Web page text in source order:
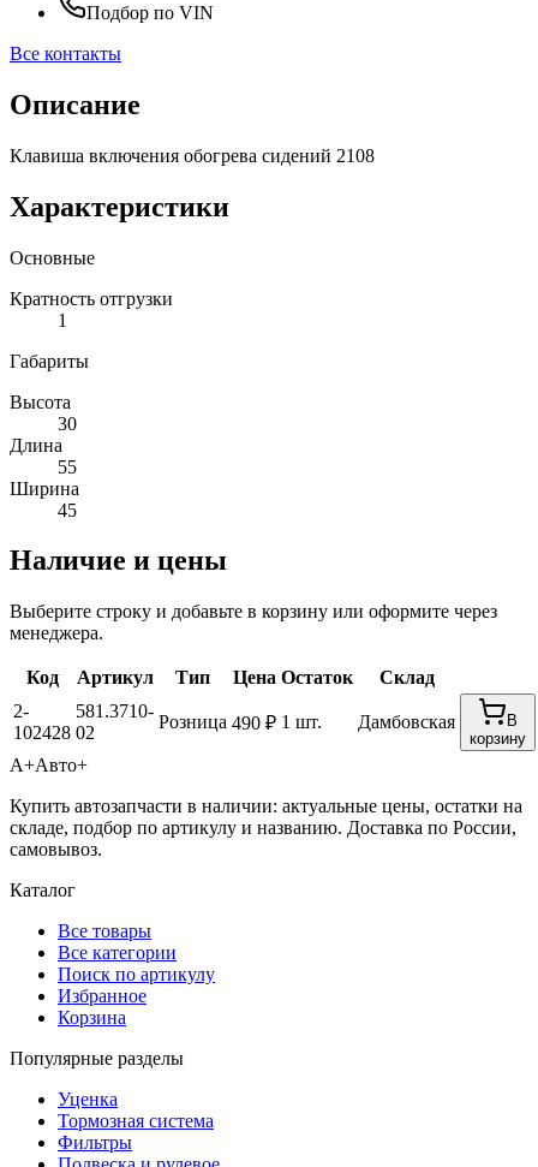
Подбор по VIN
Все контакты
Описание
Клавиша включения обогрева сидений 2108
Характеристики
Основные
Кратность отгрузки
1
Габариты
Высота
30
Длина
55
Ширина
45
Наличие и цены
Выберите строку и добавьте в корзину или оформите через
менеджера.
Код Артикул Тип Цена Остаток
Склад
2-
102428
581.3710-
02
Розница 490 ₽ 1 шт. Дамбовская
В
корзину
А+Авто+
Купить автозапчасти в наличии: актуальные цены, остатки на
складе, подбор по артикулу и названию. Доставка по России,
самовывоз.
Каталог
Все товары
Все категории
Поиск по артикулу
Избранное
Корзина
Популярные разделы
Уценка
Тормозная система
Фильтры